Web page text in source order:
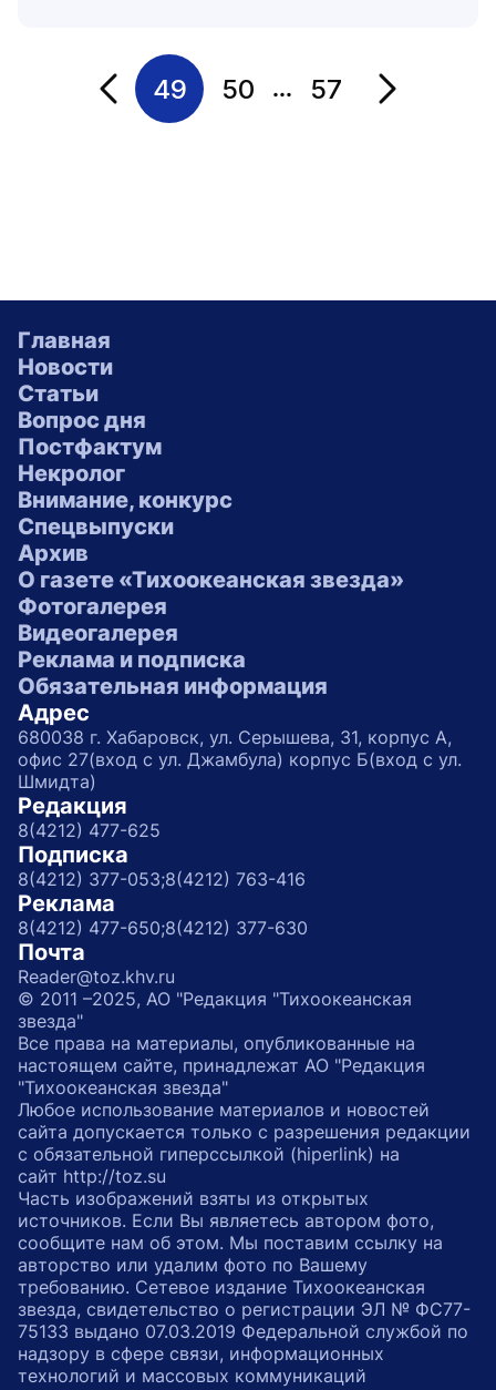
Переход на страницу
49 50 ... 57 Переход на
Главная
Новости
Статьи
Вопрос дня
Постфактум
Некролог
Внимание, конкурс
Спецвыпуски
Архив
О газете «Тихоокеанская звезда»
Фотогалерея
Видеогалерея
Реклама и подписка
Обязательная информация
Адрес
680038 г. Хабаровск, ул. Серышева, 31, корпус А,
офис 27(вход с ул. Джамбула) корпус Б(вход с ул.
Шмидта)
Редакция
8(4212) 477-625
Подписка
8(4212) 377-053;8(4212) 763-416
Реклама
8(4212) 477-650;8(4212) 377-630
Почта
Reader@toz.khv.ru
© 2011 –2025, АО "Редакция "Тихоокеанская
звезда"
Все права на материалы, опубликованные на
настоящем сайте, принадлежат АО "Редакция
"Тихоокеанская звезда"
Любое использование материалов и новостей
сайта допускается только с разрешения редакции
с обязательной гиперссылкой (hiperlink) на
сайт http://toz.su
Часть изображений взяты из открытых
источников. Если Вы являетесь автором фото,
сообщите нам об этом. Мы поставим ссылку на
авторство или удалим фото по Вашему
требованию. Сетевое издание Тихоокеанская
звезда, свидетельство о регистрации ЭЛ № ФС77-
75133 выдано 07.03.2019 Федеральной службой по
надзору в сфере связи, информационных
технологий и массовых коммуникаций